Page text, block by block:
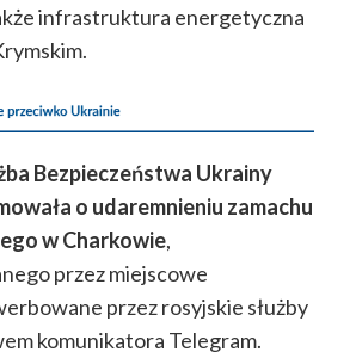
infrastruktura energetyczna
Bezpieczeństwa Ukrainy
o udaremnieniu zamachu
w Charkowie,
przez miejscowe
przez rosyjskie służby
komunikatora Telegram.